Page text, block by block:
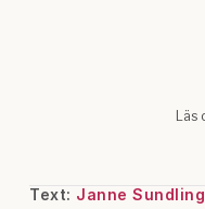
Text: Janne Sundling